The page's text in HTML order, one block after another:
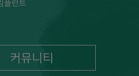
플란트
커뮤니티
세대의료진